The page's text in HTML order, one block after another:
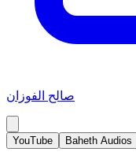
صالح الفوزان
YouTube Baheth Audios